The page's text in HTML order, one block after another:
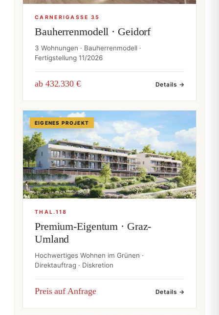
CARNERIGASSE 35
Bauherrenmodell · Geidorf
3 Wohnungen · Bauherrenmodell ·
Fertigstellung 11/2026
ab 432.330 € Details →
EIGENES PROJEKT
THAL.118
Premium-Eigentum · Graz-
Umland
Hochwertiges Wohnen im Grünen ·
Direktauftrag · Diskretion
Preis auf Anfrage Details →